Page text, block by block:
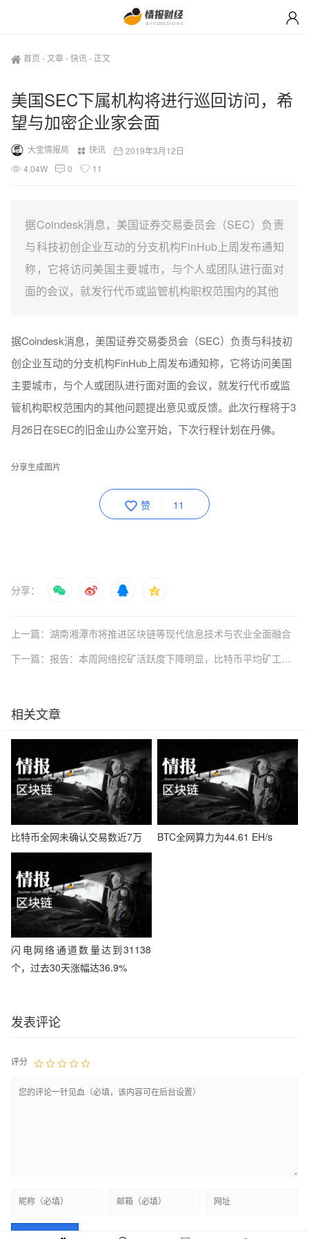
首页 -文章-快讯- 正文
美国SEC下属机构将进行巡回访问，希
望与加密企业家会面
大宝情报局 快讯
2019年3月12日
4.04W
0 11
据Coindesk消息，美国证券交易委员会（SEC）负责
与科技初创企业互动的分支机构FinHub上周发布通知
称，它将访问美国主要城市，与个人或团队进行面对
面的会议，就发行代币或监管机构职权范围内的其他
据Coindesk消息，美国证券交易委员会（SEC）负责与科技初
创企业互动的分支机构FinHub上周发布通知称，它将访问美国
主要城市，与个人或团队进行面对面的会议，就发行代币或监
管机构职权范围内的其他问题提出意见或反馈。此次行程将于3
月26日在SEC的旧金山办公室开始，下次行程计划在丹佛。
分享生成图片
赞 11
分享：
上一篇：湖南湘潭市将推进区块链等现代信息技术与农业全面融合
下一篇：报告：本周网络挖矿活跃度下降明显，比特币平均矿工费大幅增长
相关文章
比特币全网未确认交易数近7万 BTC全网算力为44.61 EH/s
闪电网络通道数量达到31138
个，过去30天涨幅达36.9%
发表评论
评分